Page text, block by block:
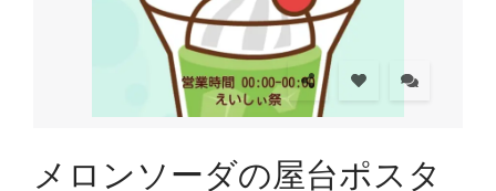
メロンソーダの屋台ポスタ